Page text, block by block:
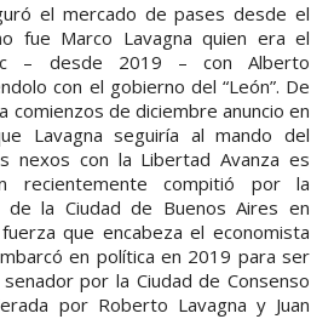
el mercado de pases desde el
fue Marco Lavagna quien era el
– desde 2019 – con Alberto
con el gobierno del “León”. De
comienzos de diciembre anuncio en
Lavagna seguiría al mando del
nexos con la Libertad Avanza es
recientemente compitió por la
la Ciudad de Buenos Aires en
que encabeza el economista
en política en 2019 para ser
por la Ciudad de Consenso
por Roberto Lavagna y Juan